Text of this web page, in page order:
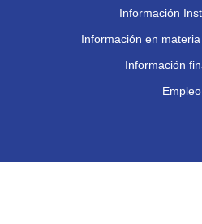
Información
Información en
Información
Empleo